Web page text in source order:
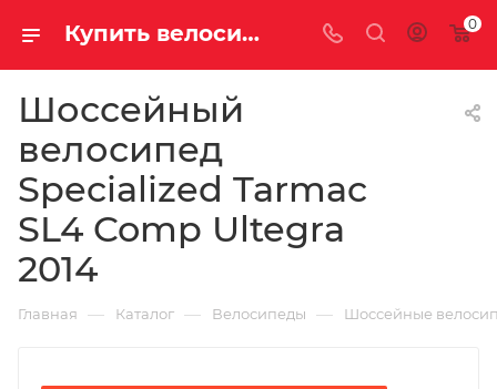
Купить велосипед для шоссе Specialized Tarmac SL4 Comp Ultegra 2014 на за 205370.00000000 рублей в Саратове и Энгельсе 0
Шоссейный
велосипед
Specialized Tarmac
SL4 Comp Ultegra
2014
Главная — Каталог — Велосипеды — Шоссейные